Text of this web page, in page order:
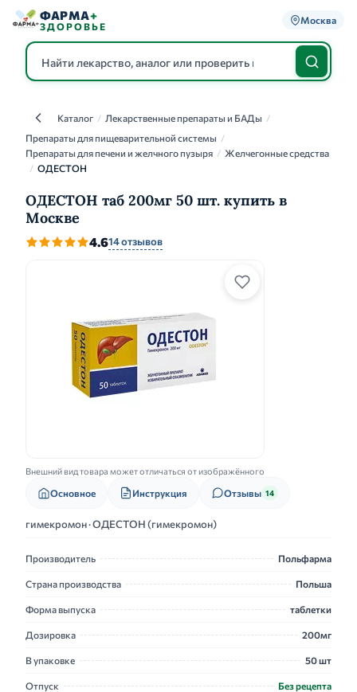
ФАРМА+
ЗДОРОВЬЕ
Москва
КаталогКаталог / Лекарственные препараты и БАДы /
Препараты для пищеварительной системы /
Препараты для печени и желчного пузыря / Желчегонные средства
/ ОДЕСТОН
ОДЕСТОН таб 200мг 50 шт. купить в
Москве
4.614 отзывов
Внешний вид товара может отличаться от изображённого
Основное Инструкция Отзывы 14
гимекромон · ОДЕСТОН (гимекромон)
Производитель Польфарма
Страна производства Польша
Форма выпуска таблетки
Дозировка 200мг
В упаковке 50 шт
Отпуск Без рецепта